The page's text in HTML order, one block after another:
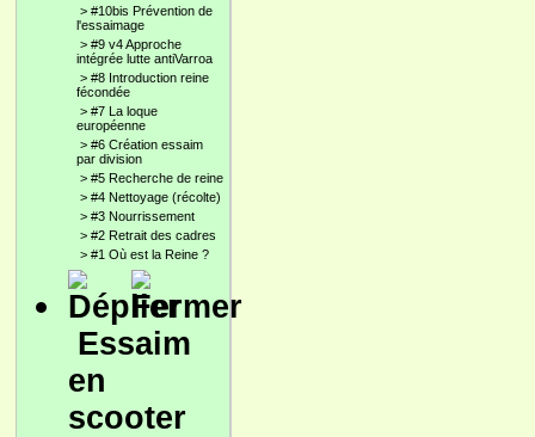
> #10bis Prévention de
l'essaimage
> #9 v4 Approche
intégrée lutte antiVarroa
> #8 Introduction reine
fécondée
> #7 La loque
européenne
> #6 Création essaim
par division
> #5 Recherche de reine
> #4 Nettoyage (récolte)
> #3 Nourrissement
> #2 Retrait des cadres
> #1 Où est la Reine ?
Essaim
en
scooter